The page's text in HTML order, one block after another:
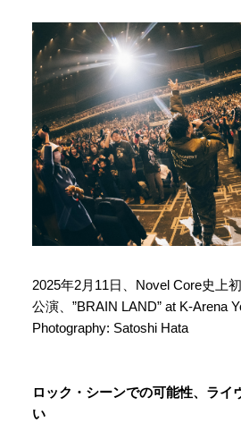
2025年2月11日、Novel Core史上
公演、”BRAIN LAND” at K-Arena
Photography: Satoshi Hata
ロック・シーンでの可能性、ライ
い